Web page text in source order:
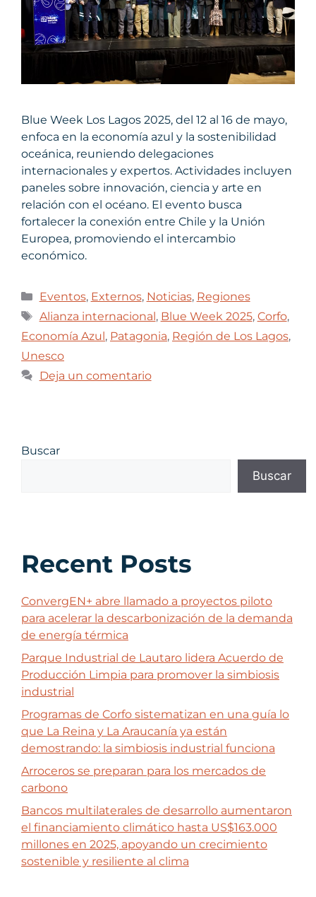
Blue Week Los Lagos 2025, del 12 al 16 de mayo,
enfoca en la economía azul y la sostenibilidad
oceánica, reuniendo delegaciones
internacionales y expertos. Actividades incluyen
paneles sobre innovación, ciencia y arte en
relación con el océano. El evento busca
fortalecer la conexión entre Chile y la Unión
Europea, promoviendo el intercambio
económico.
Eventos, Externos, Noticias, Regiones
Alianza internacional, Blue Week 2025, Corfo,
Economía Azul, Patagonia, Región de Los Lagos,
Unesco
Deja un comentario
Buscar
Buscar
Recent Posts
ConvergEN+ abre llamado a proyectos piloto
para acelerar la descarbonización de la demanda
de energía térmica
Parque Industrial de Lautaro lidera Acuerdo de
Producción Limpia para promover la simbiosis
industrial
Programas de Corfo sistematizan en una guía lo
que La Reina y La Araucanía ya están
demostrando: la simbiosis industrial funciona
Arroceros se preparan para los mercados de
carbono
Bancos multilaterales de desarrollo aumentaron
el financiamiento climático hasta US$163.000
millones en 2025, apoyando un crecimiento
sostenible y resiliente al clima